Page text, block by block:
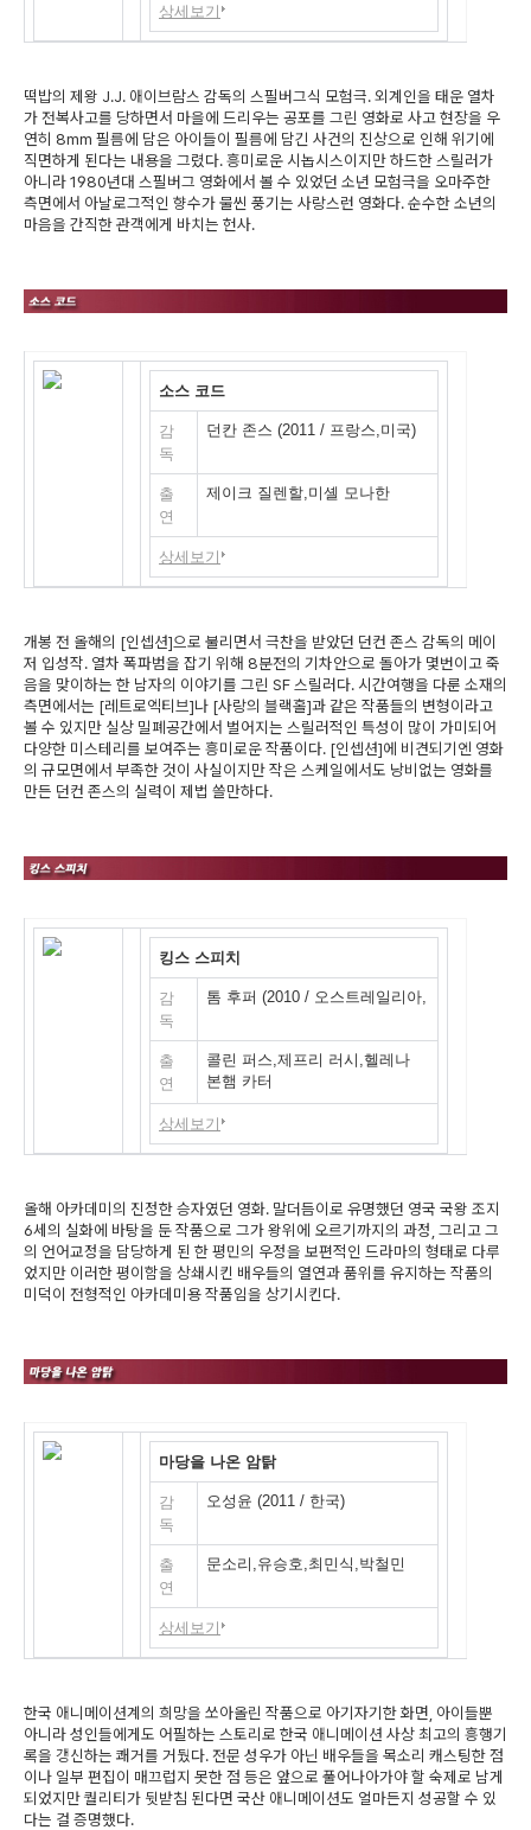
상세보기
떡밥의 제왕 J.J. 애이브람스 감독의 스필버그식 모험극. 외계인을 태운 열차
가 전복사고를 당하면서 마을에 드리우는 공포를 그린 영화로 사고 현장을 우
연히 8mm 필름에 담은 아이들이 필름에 담긴 사건의 진상으로 인해 위기에
직면하게 된다는 내용을 그렸다. 흥미로운 시놉시스이지만 하드한 스릴러가
아니라 1980년대 스필버그 영화에서 볼 수 있었던 소년 모험극을 오마주한
측면에서 아날로그적인 향수가 물씬 풍기는 사랑스런 영화다. 순수한 소년의
마음을 간직한 관객에게 바치는 헌사.
소스 코드
감
독
던칸 존스 (2011 / 프랑스,미국)
출
연
제이크 질렌할,미셸 모나한
상세보기
개봉 전 올해의 [인셉션]으로 불리면서 극찬을 받았던 던컨 존스 감독의 메이
저 입성작. 열차 폭파범을 잡기 위해 8분전의 기차안으로 돌아가 몇번이고 죽
음을 맞이하는 한 남자의 이야기를 그린 SF 스릴러다. 시간여행을 다룬 소재의
측면에서는 [레트로엑티브]나 [사랑의 블랙홀]과 같은 작품들의 변형이라고
볼 수 있지만 실상 밀폐공간에서 벌어지는 스릴러적인 특성이 많이 가미되어
다양한 미스테리를 보여주는 흥미로운 작품이다. [인셉션]에 비견되기엔 영화
의 규모면에서 부족한 것이 사실이지만 작은 스케일에서도 낭비없는 영화를
만든 던컨 존스의 실력이 제법 쓸만하다.
킹스 스피치
감
독
톰 후퍼 (2010 / 오스트레일리아,
출
연
콜린 퍼스,제프리 러시,헬레나
본햄 카터
상세보기
올해 아카데미의 진정한 승자였던 영화. 말더듬이로 유명했던 영국 국왕 조지
6세의 실화에 바탕을 둔 작품으로 그가 왕위에 오르기까지의 과정, 그리고 그
의 언어교정을 담당하게 된 한 평민의 우정을 보편적인 드라마의 형태로 다루
었지만 이러한 평이함을 상쇄시킨 배우들의 열연과 품위를 유지하는 작품의
미덕이 전형적인 아카데미용 작품임을 상기시킨다.
마당을 나온 암탉
감
독
오성윤 (2011 / 한국)
출
연
문소리,유승호,최민식,박철민
상세보기
한국 애니메이션계의 희망을 쏘아올린 작품으로 아기자기한 화면, 아이들뿐
아니라 성인들에게도 어필하는 스토리로 한국 애니메이션 사상 최고의 흥행기
록을 갱신하는 쾌거를 거뒀다. 전문 성우가 아닌 배우들을 목소리 캐스팅한 점
이나 일부 편집이 매끄럽지 못한 점 등은 앞으로 풀어나아가야 할 숙제로 남게
되었지만 퀄리티가 뒷받침 된다면 국산 애니메이션도 얼마든지 성공할 수 있
다는 걸 증명했다.